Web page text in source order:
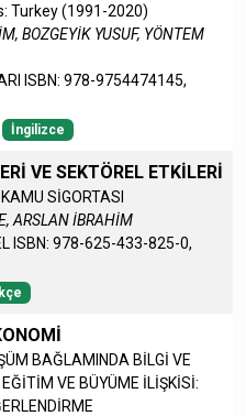
Turkey (1991-2020)
BOZGEYİK YUSUF, YÖNTEM
ISBN: 978-9754474145,
İngilizce
VE SEKTÖREL ETKİLERİ
SİGORTASI
ARSLAN İBRAHİM
ISBN: 978-625-433-825-0,
BAĞLAMINDA BİLGİ VE
VE BÜYÜME İLİŞKİSİ: